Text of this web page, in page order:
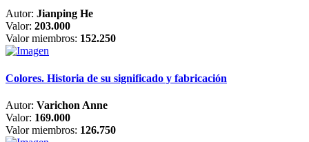
Autor: Jianping He
Valor: 203.000
Valor miembros: 152.250
Colores. Historia de su significado y fabricación
Autor: Varichon Anne
Valor: 169.000
Valor miembros: 126.750